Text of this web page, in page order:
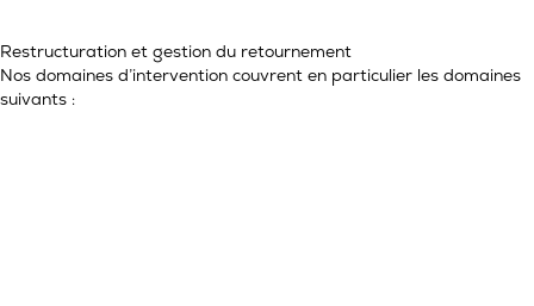
Restructuration et gestion du retournement
Nos domaines d’intervention couvrent en particulier les domaines
suivants :